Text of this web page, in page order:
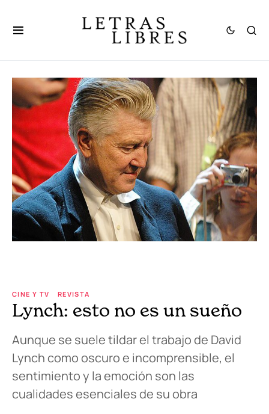
CINE Y TV REVISTA
Lynch: esto no es un sueño
Aunque se suele tildar el trabajo de David
Lynch como oscuro e incomprensible, el
sentimiento y la emoción son las
cualidades esenciales de su obra